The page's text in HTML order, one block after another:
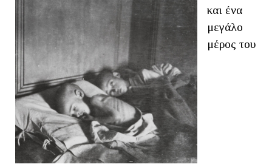
και ένα
μεγάλο
μέρος του